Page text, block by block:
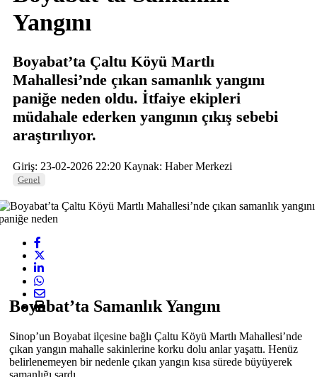
Yangını
Boyabat’ta Çaltu Köyü Martlı
Mahallesi’nde çıkan samanlık yangını
paniğe neden oldu. İtfaiye ekipleri
müdahale ederken yangının çıkış sebebi
araştırılıyor.
Giriş: 23-02-2026 22:20 Kaynak: Haber Merkezi
Genel
Boyabat’ta Samanlık Yangını
Sinop’un Boyabat ilçesine bağlı Çaltu Köyü Martlı Mahallesi’nde
çıkan yangın mahalle sakinlerine korku dolu anlar yaşattı. Henüz
belirlenemeyen bir nedenle çıkan yangın kısa sürede büyüyerek
samanlığı sardı.